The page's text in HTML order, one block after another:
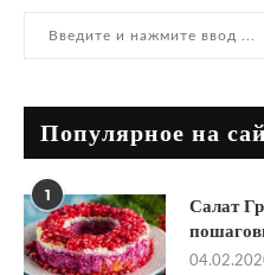
Популярное на
1
Салат